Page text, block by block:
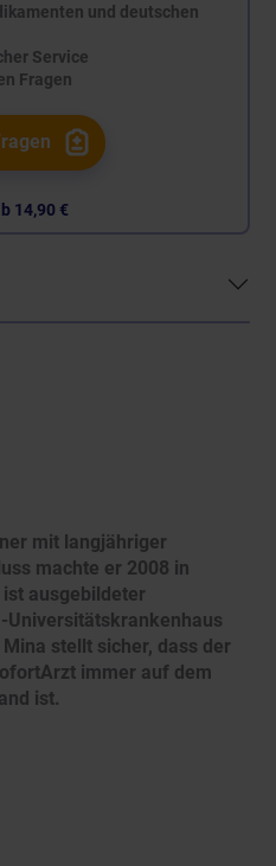
und deutschen
Service
Fragen
14,90 €
mit langjähriger
machte er 2008 in
ausgebildeter
stellt sicher, dass der
immer auf dem
ist.